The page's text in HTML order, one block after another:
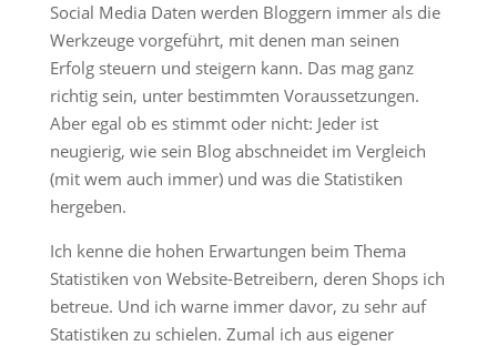
Social Media Daten werden Bloggern immer als die
Werkzeuge vorgeführt, mit denen man seinen
Erfolg steuern und steigern kann. Das mag ganz
richtig sein, unter bestimmten Voraussetzungen.
Aber egal ob es stimmt oder nicht: Jeder ist
neugierig, wie sein Blog abschneidet im Vergleich
(mit wem auch immer) und was die Statistiken
hergeben.
Ich kenne die hohen Erwartungen beim Thema
Statistiken von Website-Betreibern, deren Shops ich
betreue. Und ich warne immer davor, zu sehr auf
Statistiken zu schielen. Zumal ich aus eigener